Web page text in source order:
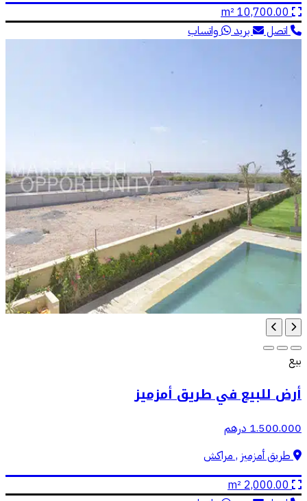
10,700.00 m²
اتصل
بريد واتساب
بيع
أرض للبيع في طريق أمزميز
1.500.000 درهم
طريق أمزميز , مراكش